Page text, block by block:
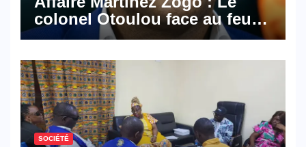
colonel Otoulou face au feu
croisé des avocats de la
SOCIÉTÉ